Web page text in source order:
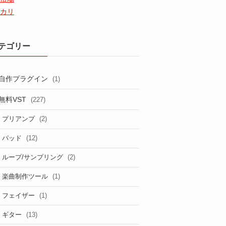
リ
ゴリー
作プラグイン (1)
料VST (227)
プリアンプ (2)
パッド (12)
ループ/サンプリング (2)
楽曲制作ツール (1)
フェイザー (1)
ギター (13)